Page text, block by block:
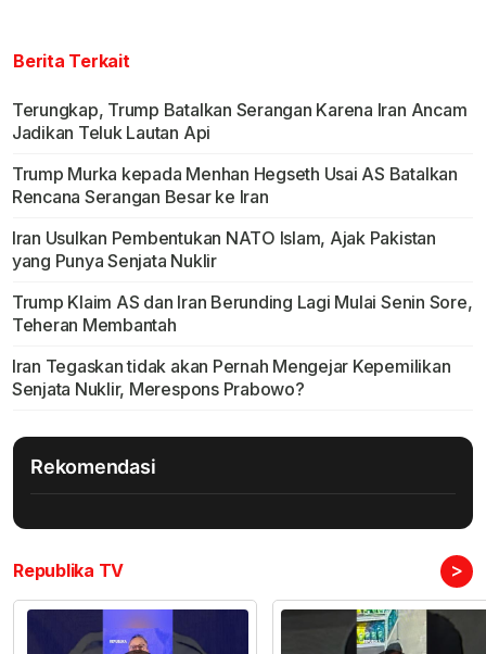
Berita Terkait
Terungkap, Trump Batalkan Serangan Karena Iran Ancam
Jadikan Teluk Lautan Api
Trump Murka kepada Menhan Hegseth Usai AS Batalkan
Rencana Serangan Besar ke Iran
Iran Usulkan Pembentukan NATO Islam, Ajak Pakistan
yang Punya Senjata Nuklir
Trump Klaim AS dan Iran Berunding Lagi Mulai Senin Sore,
Teheran Membantah
Iran Tegaskan tidak akan Pernah Mengejar Kepemilikan
Senjata Nuklir, Merespons Prabowo?
Rekomendasi
Republika TV >